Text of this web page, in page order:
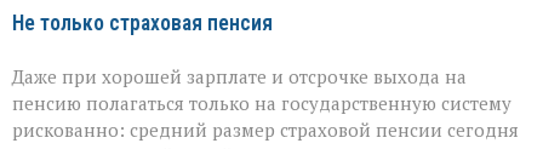
Не только страховая пенсия
Даже при хорошей зарплате и отсрочке выхода на
пенсию полагаться только на государственную систему
рискованно: средний размер страховой пенсии сегодня